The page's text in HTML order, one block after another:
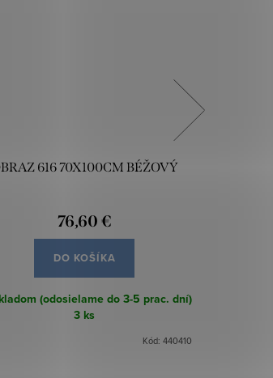
616 70X100CM BÉŽOVÝ
76,60 €
DO KOŠÍKA
(odosielame do 3-5 prac. dní)
3 ks
Kód: 440410